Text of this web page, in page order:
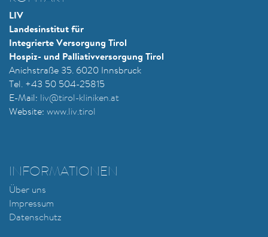
LIV
Landesinstitut für
Integrierte Versorgung Tirol
Hospiz- und Palliativversorgung Tirol
Anichstraße 35. 6020 Innsbruck
Tel. +43 50 504-25815
E-Mail: liv@tirol-kliniken.at
Website: www.liv.tirol
INFORMATIONEN
Über uns
Impressum
Datenschutz